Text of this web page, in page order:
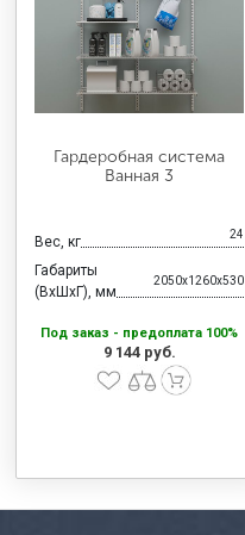
Гардеробная система
Ванная 3
Вес, кг 24
Габариты
(ВхШхГ), мм
2050x1260x530
Под заказ - предоплата 100%
9 144 руб.